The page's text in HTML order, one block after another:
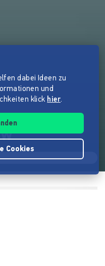
dabei Ideen zu
und
klick hier.
Cookies